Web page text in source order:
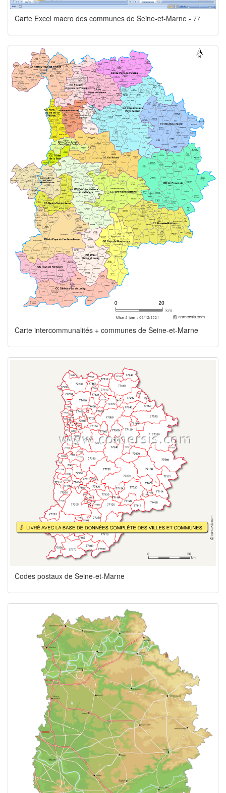
Carte Excel macro des communes de Seine-et-Marne - 77
Carte intercommunalités + communes de Seine-et-Marne
Codes postaux de Seine-et-Marne